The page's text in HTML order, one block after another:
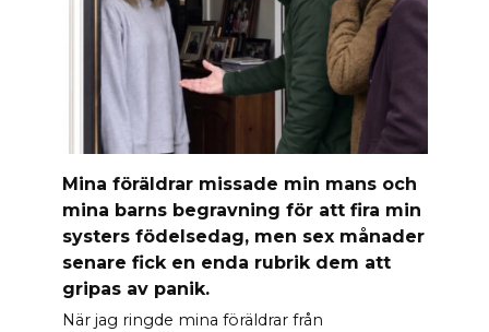
Mina föräldrar missade min mans och
mina barns begravning för att fira min
systers födelsedag, men sex månader
senare fick en enda rubrik dem att
gripas av panik.
När jag ringde mina föräldrar från